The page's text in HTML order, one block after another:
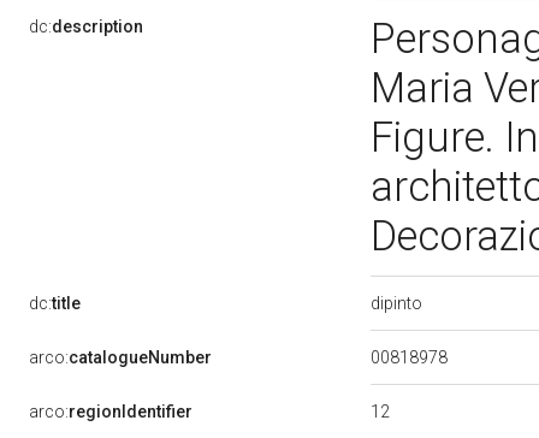
dc:description
Maria
Figure.
dc:title dipinto
arco:catalogueNumber 00818978
arco:regionIdentifier 12